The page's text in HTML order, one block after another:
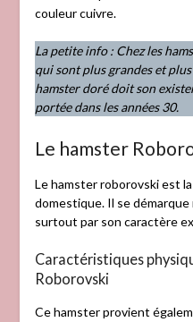
couleur cuivre.
La petite info : Chez les
qui sont plus grandes et
hamster doré doit son
portée dans les années 30.
Le hamster
Le hamster roborovski est
domestique. Il se démarque
surtout par son caractère
Caractéristiques
Roborovski
Ce hamster provient